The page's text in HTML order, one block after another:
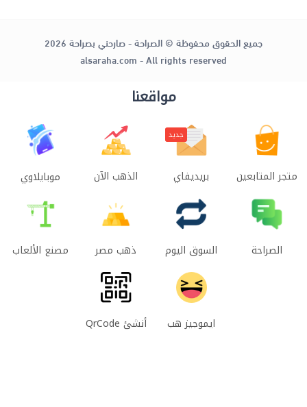
جميع الحقوق محفوظة © الصراحة - صارحني بصراحة 2026
alsaraha.com - All rights reserved